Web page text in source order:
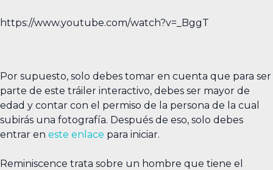
https://www.youtube.com/watch?v=_BggT
Por supuesto, solo debes tomar en cuenta que para ser
parte de este tráiler interactivo, debes ser mayor de
edad y contar con el permiso de la persona de la cual
subirás una fotografía. Después de eso, solo debes
entrar en este enlace para iniciar.
Reminiscence trata sobre un hombre que tiene el